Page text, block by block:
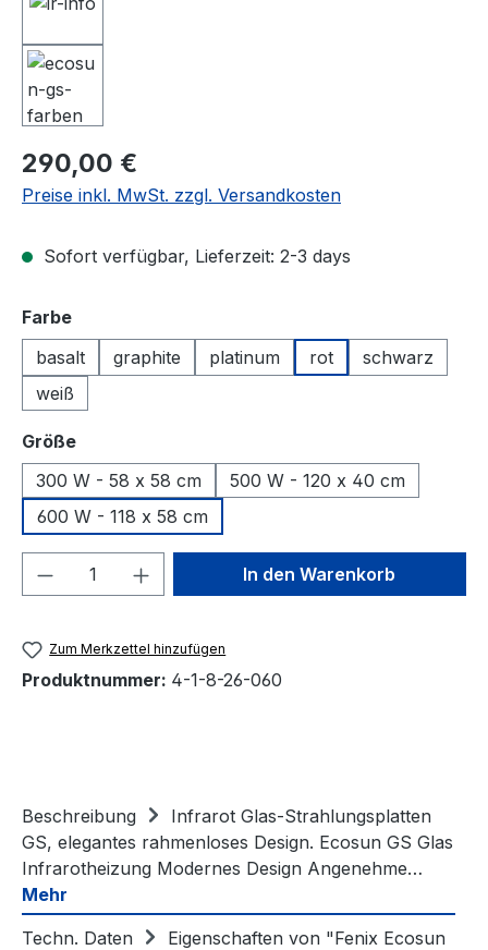
Regulärer Preis:
290,00 €
Preise inkl. MwSt. zzgl. Versandkosten
Sofort verfügbar, Lieferzeit: 2-3 days
Farbeauswählen
basalt
graphite platinum rot
schwarz
weiß
Größeauswählen
300 W - 58 x 58 cm
500 W - 120 x 40 cm
600 W - 118 x 58 cm
Produkt Anzahl: Gib denIn den Warenkorb
Zum Merkzettel hinzufügen
Produktnummer: 4-1-8-26-060
Beschreibung
Infrarot Glas-Strahlungsplatten
GS, elegantes rahmenloses Design. Ecosun GS Glas
Infrarotheizung Modernes Design Angenehme…
Mehr
Techn. Daten
Eigenschaften von "Fenix Ecosun